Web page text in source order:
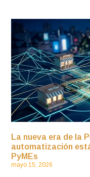
La nueva era de la
automatización
PyMEs
mayo 15, 2026